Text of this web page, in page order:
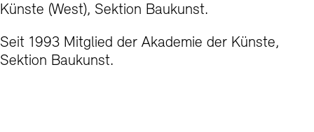
Vermietungen und Events
Kontakte Archivdatenbank
Künste (West), Sektion Baukunst.
Seit 1993 Mitglied der Akademie der Künste,
Sektion Baukunst.